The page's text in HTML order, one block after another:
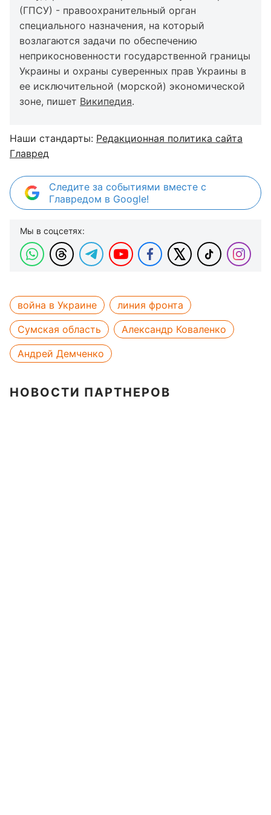
(ГПСУ) - правоохранительный орган
специального назначения, на который
возлагаются задачи по обеспечению
неприкосновенности государственной границы
Украины и охраны суверенных прав Украины в
ее исключительной (морской) экономической
зоне, пишет Википедия.
Наши стандарты: Редакционная политика сайта
Главред
Следите за событиями вместе с
Главредом в Google!
Мы в соцсетях:
война в Украине
линия фронта
Сумская область
Александр Коваленко
Андрей Демченко
НОВОСТИ ПАРТНЕРОВ